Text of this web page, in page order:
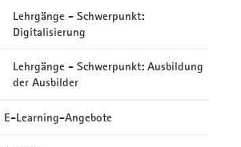
Lehrgänge - Schwerpunkt:
Digitalisierung
Lehrgänge - Schwerpunkt: Ausbildung
der Ausbilder
E-Learning-Angebote